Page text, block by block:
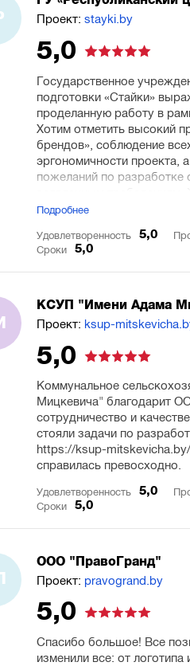
Проект:stayki.by
5,0
Государственное
подготовки «Стайки»
проделанную работу в
Хотим отметить высокий
брендов», соблюдение
эргономичности проекта,
пожеланий по разработке
процветания и
Подробнее
Удовлетворенность 5,0
Сроки 5,0
КСУП "Имени Адама
Проект: ksup-
5,0
Коммунальное
Мицкевича" благодарит
сотрудничество и
стояли задачи по
https://ksup-
справилась превосходно.
Удовлетворенность 5,0
Сроки 5,0
ООО "ПравоГранд"
Проект: pravogrand.by
5,0
Спасибо большое! Все
изменили все: от